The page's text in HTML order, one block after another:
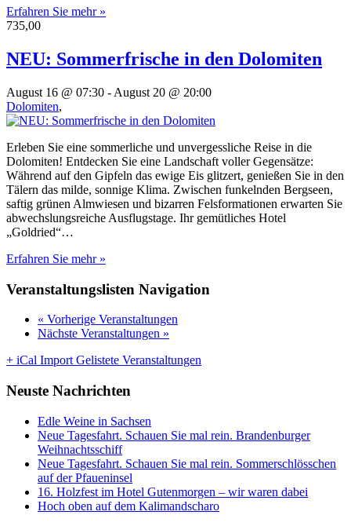
Erfahren Sie mehr »
735,00
NEU: Sommerfrische in den Dolomiten
August 16 @ 07:30 - August 20 @ 20:00
Dolomiten,
Erleben Sie eine sommerliche und unvergessliche Reise in die
Dolomiten! Entdecken Sie eine Landschaft voller Gegensätze:
Während auf den Gipfeln das ewige Eis glitzert, genießen Sie in den
Tälern das milde, sonnige Klima. Zwischen funkelnden Bergseen,
saftig grünen Almwiesen und bizarren Felsformationen erwarten Sie
abwechslungsreiche Ausflugstage. Ihr gemütliches Hotel
„Goldried“…
Erfahren Sie mehr »
Veranstaltungslisten Navigation
« Vorherige Veranstaltungen
Nächste Veranstaltungen »
+ iCal Import Gelistete Veranstaltungen
Neuste Nachrichten
Edle Weine in Sachsen
Neue Tagesfahrt. Schauen Sie mal rein. Brandenburger
Weihnachtsschiff
Neue Tagesfahrt. Schauen Sie mal rein. Sommerschlösschen
auf der Pfaueninsel
16. Holzfest im Hotel Gutenmorgen – wir waren dabei
Hoch oben auf dem Kalimandscharo